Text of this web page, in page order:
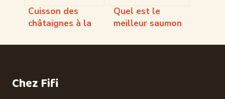
Cuisson des
châtaignes à la
pour un résultat
Quel est le
meilleur saumon
et vos assiettes
Chez Fifi